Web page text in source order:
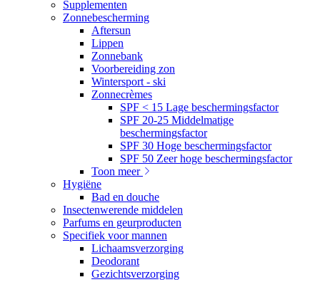
Supplementen
Zonnebescherming
Aftersun
Lippen
Zonnebank
Voorbereiding zon
Wintersport - ski
Zonnecrèmes
SPF < 15 Lage beschermingsfactor
SPF 20-25 Middelmatige
beschermingsfactor
SPF 30 Hoge beschermingsfactor
SPF 50 Zeer hoge beschermingsfactor
Toon meer
Hygiëne
Bad en douche
Insectenwerende middelen
Parfums en geurproducten
Specifiek voor mannen
Lichaamsverzorging
Deodorant
Gezichtsverzorging